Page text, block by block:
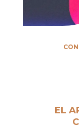
EL